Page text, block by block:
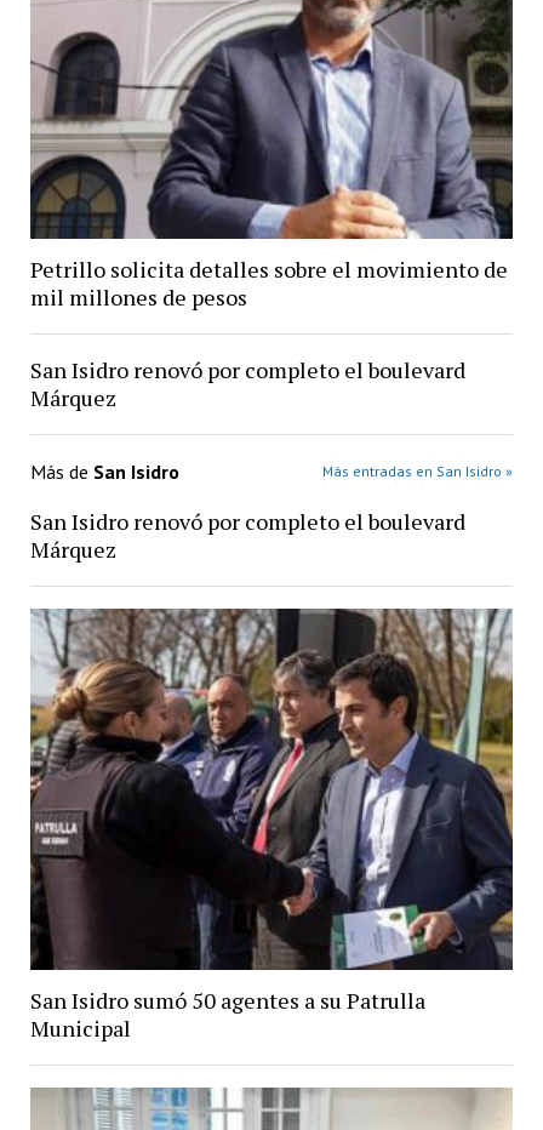
Petrillo solicita detalles sobre el movimiento de
mil millones de pesos
San Isidro renovó por completo el boulevard
Márquez
Más de San Isidro Más entradas en San Isidro »
San Isidro renovó por completo el boulevard
Márquez
San Isidro sumó 50 agentes a su Patrulla
Municipal